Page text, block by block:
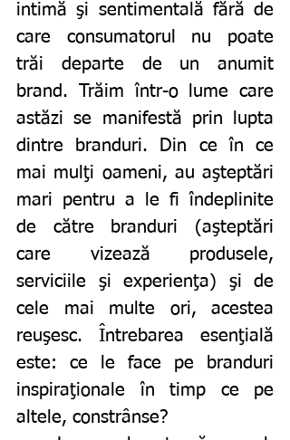
intimă şi sentimentală fără de
care consumatorul nu poate
trăi departe de un anumit
brand. Trăim într-o lume care
astăzi se manifestă prin lupta
dintre branduri. Din ce în ce
mai mulţi oameni, au aşteptări
mari pentru a le fi îndeplinite
de către branduri (aşteptări
care vizează produsele,
serviciile şi experienţa) şi de
cele mai multe ori, acestea
reuşesc. Întrebarea esenţială
este: ce le face pe branduri
inspiraţionale în timp ce pe
altele, constrânse?